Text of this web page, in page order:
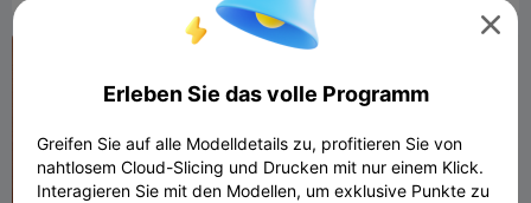

Erleben Sie das volle Programm
Greifen Sie auf alle Modelldetails zu, profitieren Sie von
nahtlosem Cloud-Slicing und Drucken mit nur einem Klick.
Interagieren Sie mit den Modellen, um exklusive Punkte zu